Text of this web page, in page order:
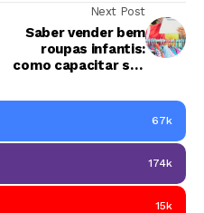
Next Post
Saber vender bem
roupas infantis:
como capacitar sua
metas todos os
67k
174k
15k